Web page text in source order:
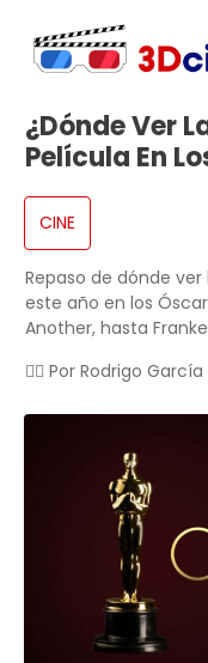
¿Dónde Ver
Película En
CINE
Repaso de dónde
este año en los
Another, hasta
✍🏻 Por Rodrigo García